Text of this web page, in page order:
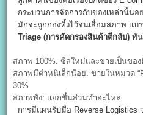
กระบวนการจัดการกับของเหล่านั้น
มักจะถูกกองทิ้งไว้จนเสื่อมสภาพ แ
Triage (การคัดกรองสินค้าตีกลับ) ทั
สภาพ 100%: ซีลใหม่และขายเป็นขอ
สภาพมีตำหนิเล็กน้อย: ขายในหมวด
30%
สภาพพัง: แยกชิ้นส่วนทำอะไหล่
การมีแผนรับมือ Reverse Logistics